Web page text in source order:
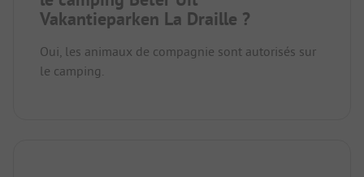
Vakantieparken La Draille ?
Oui, les animaux de compagnie sont autorisés sur
le camping.